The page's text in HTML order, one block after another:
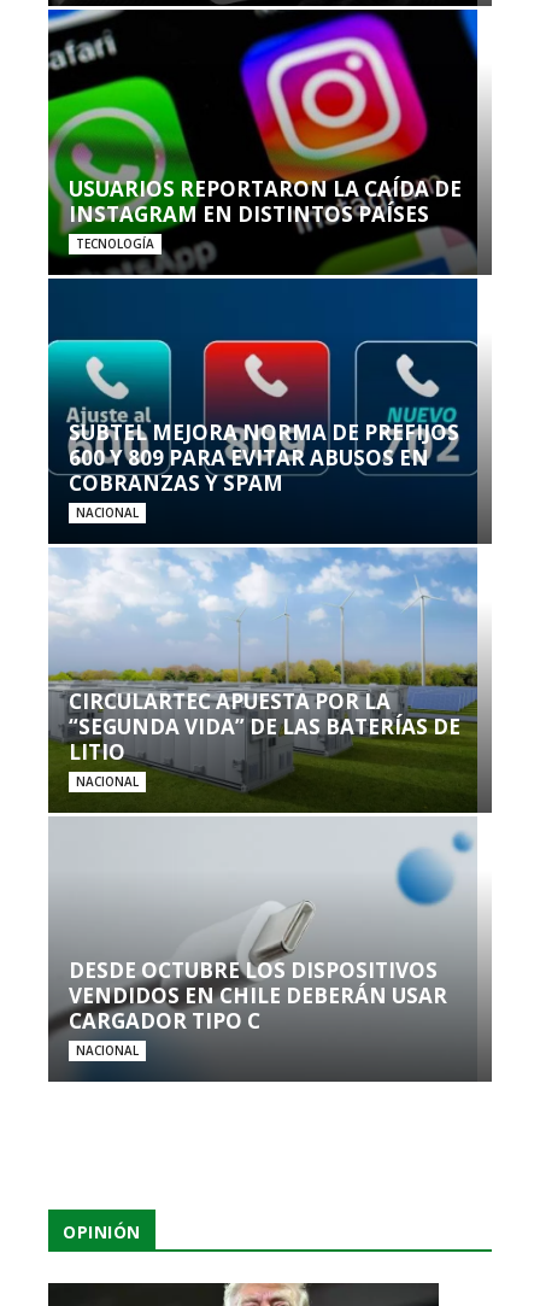
USUARIOS REPORTARON LA CAÍDA DE
INSTAGRAM EN DISTINTOS PAÍSES
TECNOLOGÍA
SUBTEL MEJORA NORMA DE PREFIJOS
600 Y 809 PARA EVITAR ABUSOS EN
COBRANZAS Y SPAM
NACIONAL
CIRCULARTEC APUESTA POR LA
“SEGUNDA VIDA” DE LAS BATERÍAS DE
LITIO
NACIONAL
DESDE OCTUBRE LOS DISPOSITIVOS
VENDIDOS EN CHILE DEBERÁN USAR
CARGADOR TIPO C
NACIONAL
OPINIÓN